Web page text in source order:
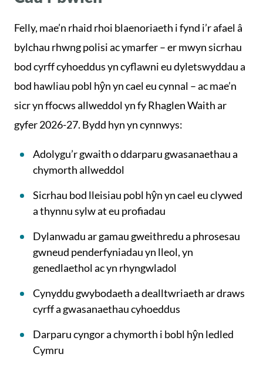
Felly, mae’n rhaid rhoi blaenoriaeth i fynd i’r afael â
bylchau rhwng polisi ac ymarfer – er mwyn sicrhau
bod cyrff cyhoeddus yn cyflawni eu dyletswyddau a
bod hawliau pobl hŷn yn cael eu cynnal – ac mae’n
sicr yn ffocws allweddol yn fy Rhaglen Waith ar
gyfer 2026-27. Bydd hyn yn cynnwys:
Adolygu’r gwaith o ddarparu gwasanaethau a
chymorth allweddol
Sicrhau bod lleisiau pobl hŷn yn cael eu clywed
a thynnu sylw at eu profiadau
Dylanwadu ar gamau gweithredu a phrosesau
gwneud penderfyniadau yn lleol, yn
genedlaethol ac yn rhyngwladol
Cynyddu gwybodaeth a dealltwriaeth ar draws
cyrff a gwasanaethau cyhoeddus
Darparu cyngor a chymorth i bobl hŷn ledled
Cymru